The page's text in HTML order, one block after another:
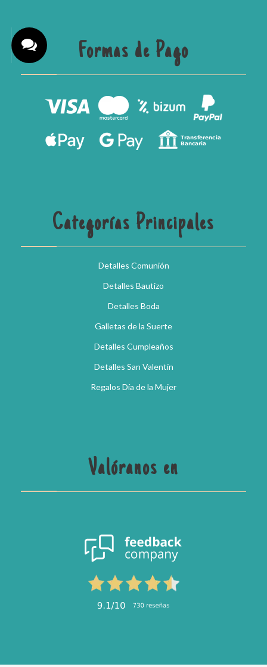
Formas de Pago
Categorías Principales
Detalles Comunión
Detalles Bautizo
Detalles Boda
Galletas de la Suerte
Detalles Cumpleaños
Detalles San Valentín
Regalos Día de la Mujer
Valóranos en